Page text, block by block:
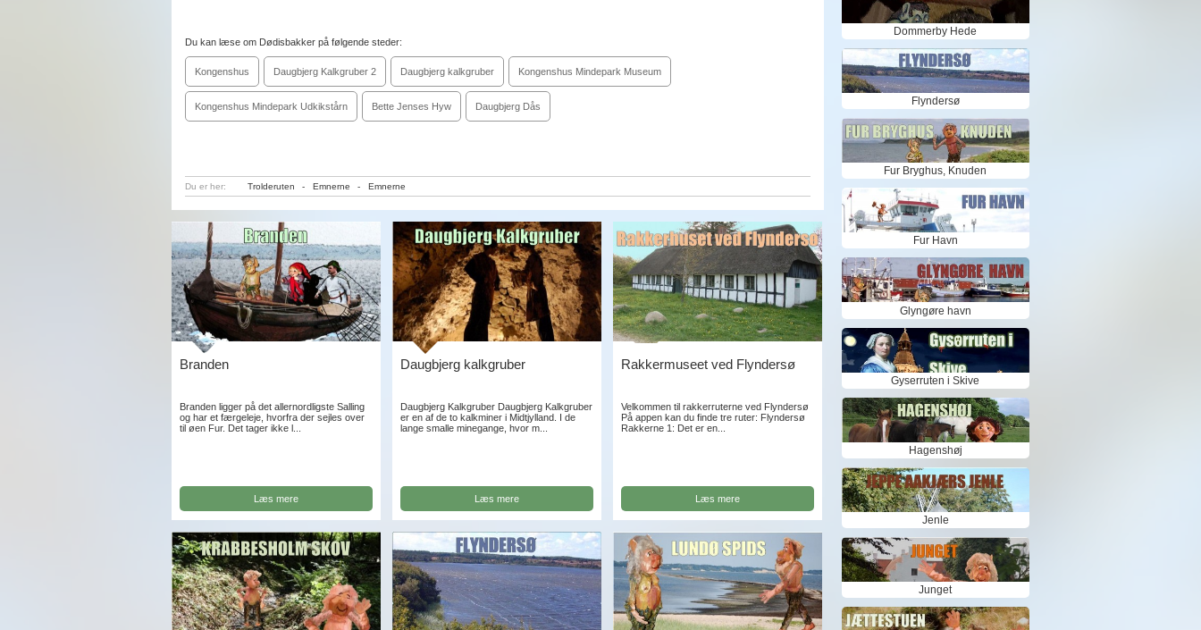
Du kan læse om Dødisbakker på følgende steder:
Kongenshus Daugbjerg Kalkgruber 2 Daugbjerg kalkgruber Kongenshus Mindepark Museum
Kongenshus Mindepark Udkikstårn Bette Jenses Hyw Daugbjerg Dås
Du er her: Trolderuten - Emnerne - Emnerne
Branden
Branden ligger på det allernordligste Salling
og har et færgeleje, hvorfra der sejles over
til øen Fur. Det tager ikke l...
Læs mere
Daugbjerg kalkgruber
Daugbjerg Kalkgruber Daugbjerg Kalkgruber
er en af de to kalkminer i Midtjylland. I de
lange smalle minegange, hvor m...
Læs mere
Rakkermuseet ved Flyndersø
Velkommen til rakkerruterne ved Flyndersø
På appen kan du finde tre ruter: Flyndersø
Rakkerne 1: Det er en...
Læs mere
Dommerby Hede
Flyndersø
Fur Bryghus, Knuden
Fur Havn
Glyngøre havn
Gyserruten i Skive
Hagenshøj
Jenle
Junget